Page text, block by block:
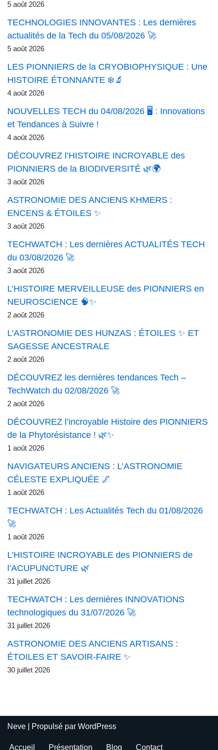
5 août 2026
TECHNOLOGIES INNOVANTES : Les dernières
actualités de la Tech du 05/08/2026 🚀
5 août 2026
LES PIONNIERS de la CRYOBIOPHYSIQUE : Une
HISTOIRE ÉTONNANTE ❄️🔬
4 août 2026
NOUVELLES TECH du 04/08/2026 🖥️ : Innovations
et Tendances à Suivre !
4 août 2026
DÉCOUVREZ l’HISTOIRE INCROYABLE des
PIONNIERS de la BIODIVERSITÉ 🌿🌍
3 août 2026
ASTRONOMIE DES ANCIENS KHMERS :
ENCENS & ÉTOILES ✨
3 août 2026
TECHWATCH : Les dernières ACTUALITÉS TECH
du 03/08/2026 🚀
3 août 2026
L’HISTOIRE MERVEILLEUSE des PIONNIERS en
NEUROSCIENCE 🧠✨
2 août 2026
L’ASTRONOMIE DES HUNZAS : ÉTOILES ✨ ET
SAGESSE ANCESTRALE
2 août 2026
DÉCOUVREZ les dernières tendances Tech –
TechWatch du 02/08/2026 🚀
2 août 2026
DÉCOUVREZ l’incroyable Histoire des PIONNIERS
de la Phytorésistance ! 🌿✨
1 août 2026
NAVIGATEURS ANCIENS : L’ASTRONOMIE
CÉLESTE EXPLIQUÉE 🌌
1 août 2026
TECHWATCH : Les Actualités Tech du 01/08/2026
🚀
1 août 2026
L’HISTOIRE INCROYABLE des PIONNIERS de
l’ACUPUNCTURE 🌿
31 juillet 2026
TECHWATCH : Les dernières INNOVATIONS
technologiques du 31/07/2026 🚀
31 juillet 2026
ASTRONOMIE DES ANCIENS ARTISANS :
ÉTOILES ET SAVOIR-FAIRE ✨
30 juillet 2026
Neve | Propulsé par WordPress
Accueil Présentation Blog Contact